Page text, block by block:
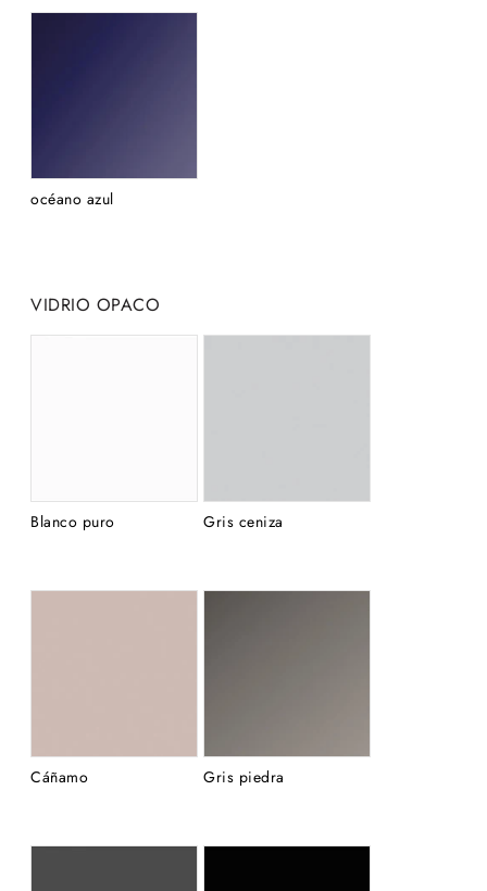
océano azul
VIDRIO OPACO
Blanco puro Gris ceniza
Cáñamo Gris piedra